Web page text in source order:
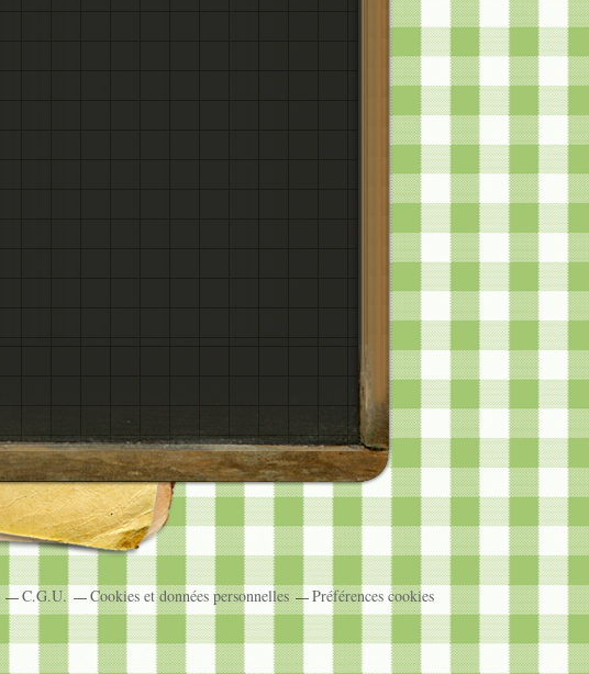
C.G.U. Cookies et données personnelles Préférences cookies